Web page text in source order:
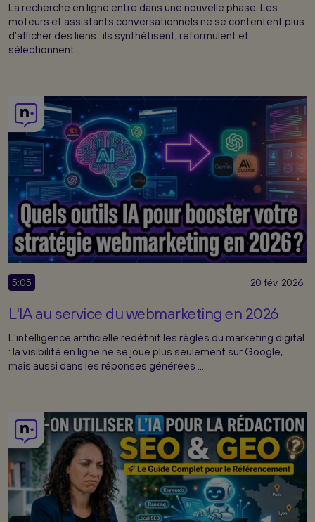
La recherche en ligne entre dans une nouvelle phase. Les
moteurs et assistants conversationnels ne se contentent plus
d’afficher des liens : ils synthétisent, reformulent et
sélectionnent ...
5:05 20 fév. 2026
L'IA au service du webmarketing en 2026
L'intelligence artificielle redéfinit les règles du marketing digital
: la visibilité en ligne ne se joue plus seulement sur Google,
mais aussi dans les réponses générées ...